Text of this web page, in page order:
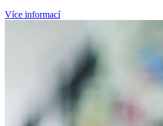
Více informací